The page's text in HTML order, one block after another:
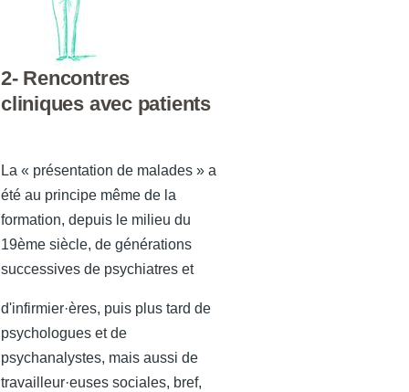
2- Rencontres
cliniques avec patients
La « présentation de malades » a
été au principe même de la
formation, depuis le milieu du
19ème siècle, de générations
successives de psychiatres et
d'infirmier·ères, puis plus tard de
psychologues et de
psychanalystes, mais aussi de
travailleur·euses sociales, bref,